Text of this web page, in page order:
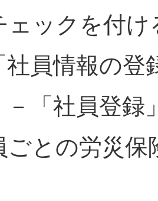
ェックを付
社員情報の
－「社員登
ごとの労災